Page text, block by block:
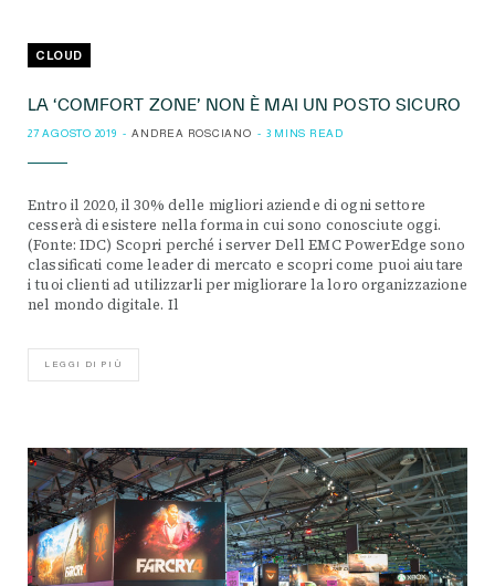
CLOUD
LA ‘COMFORT ZONE’ NON È MAI UN POSTO SICURO
27 AGOSTO 2019 ANDREA ROSCIANO 3 MINS READ
Entro il 2020, il 30% delle migliori aziende di ogni settore
cesserà di esistere nella forma in cui sono conosciute oggi.
(Fonte: IDC) Scopri perché i server Dell EMC PowerEdge sono
classificati come leader di mercato e scopri come puoi aiutare
i tuoi clienti ad utilizzarli per migliorare la loro organizzazione
nel mondo digitale. Il
LEGGI DI PIÙ